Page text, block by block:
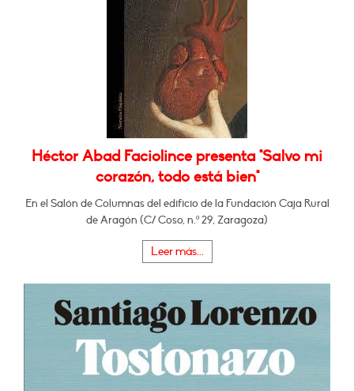
Héctor Abad Faciolince presenta "Salvo mi
corazón, todo está bien"
En el Salón de Columnas del edificio de la Fundación Caja Rural
de Aragón (C/ Coso, n.º 29, Zaragoza)
Leer más...